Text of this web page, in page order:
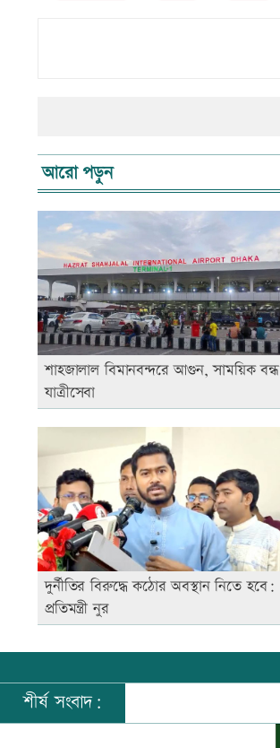
আরো পড়ুন
শাহজালাল বিমানবন্দরে আগুন, সাময়িক বন্ধ
যাত্রীসেবা
দুর্নীতির বিরুদ্ধে কঠোর অবস্থান নিতে হবে:
প্রতিমন্ত্রী নুর
শীর্ষ সংবাদ: